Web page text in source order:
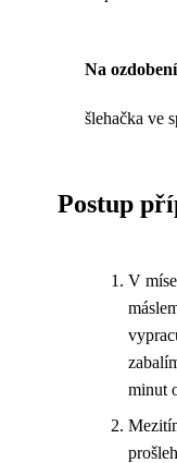
Na ozdobení
šlehačka ve
Postup
V
minut